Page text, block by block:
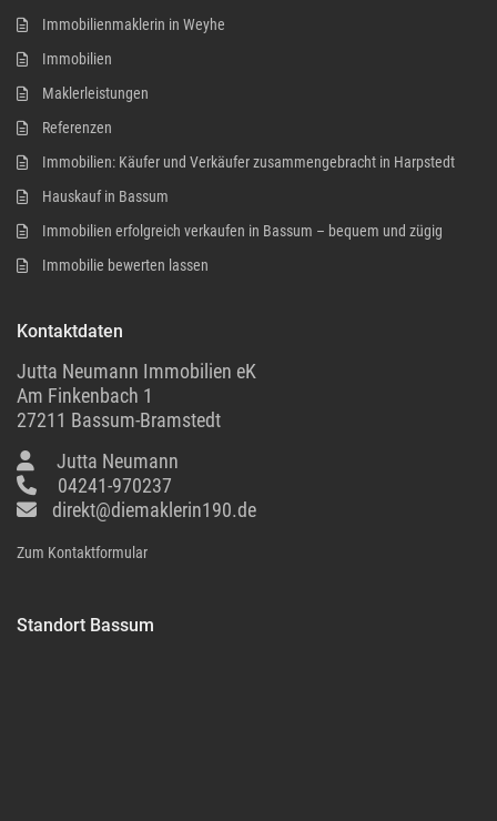
Immobilienmaklerin in Weyhe
Immobilien
Maklerleistungen
Referenzen
Immobilien: Käufer und Verkäufer zusammengebracht in Harpstedt
Hauskauf in Bassum
Immobilien erfolgreich verkaufen in Bassum – bequem und zügig
Immobilie bewerten lassen
Kontaktdaten
Jutta Neumann Immobilien eK
Am Finkenbach 1
27211 Bassum-Bramstedt
Jutta Neumann
04241-970237
direkt@diemaklerin190.de
Zum Kontaktformular
Standort Bassum